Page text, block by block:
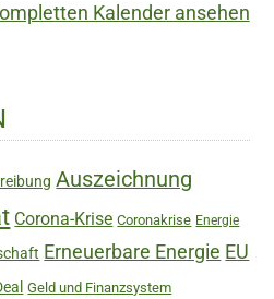
Kalender ansehen
Auszeichnung
Corona-Krise Coronakrise Energie
Erneuerbare Energie EU
Geld und Finanzsystem